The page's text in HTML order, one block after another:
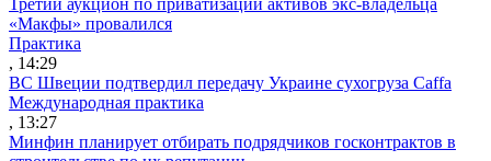
«Макфы» провалился
Практика
, 14:29
ВС Швеции подтвердил передачу Украине сухогруза Caffa
Международная практика
, 13:27
Минфин планирует отбирать подрядчиков госконтрактов в